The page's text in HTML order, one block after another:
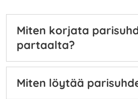
Miten korjata
partaalta?
Kaikki lähtee liikkeelle siitä, ettet
kumppania ongelmista -
parisuhde, ei suhteen toinen
Miten löytää